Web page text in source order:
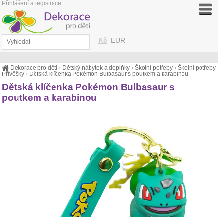
Dekorace pro děti › Dětský nábytek a doplňky ›Školní potřeby ›Školní potřeby
Přívěšky › Dětská klíčenka Pokémon Bulbasaur s poutkem a karabinou
Dětská klíčenka Pokémon Bulbasaur s
poutkem a karabinou
Kč EUR
Přihlášení a registrace